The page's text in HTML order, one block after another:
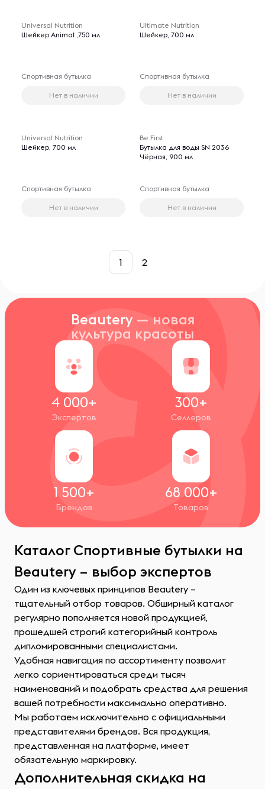
Universal Nutrition
Шейкер Animal ,750 мл
Спортивная бутылка
Нет в наличии
Ultimate Nutrition
Шейкер, 700 мл
Спортивная бутылка
Нет в наличии
Universal Nutrition
Шейкер, 700 мл
Спортивная бутылка
Нет в наличии
Be First
Бутылка для воды SN 2036
Чёрная, 900 мл
Спортивная бутылка
Нет в наличии
1 2
Beautery — новая
культура красоты
4 000+
Экспертов
300+
Селлеров
1 500+
Брендов
68 000+
Товаров
Каталог Спортивные бутылки на
Beautery – выбор экспертов
Один из ключевых принципов Beautery –
тщательный отбор товаров. Обширный каталог
регулярно пополняется новой продукцией,
прошедшей строгий категорийный контроль
дипломированными специалистами.
Удобная навигация по ассортименту позволит
легко сориентироваться среди тысяч
наименований и подобрать средства для решения
вашей потребности максимально оперативно.
Мы работаем исключительно с официальными
представителями брендов. Вся продукция,
представленная на платформе, имеет
обязательную маркировку.
Дополнительная скидка на